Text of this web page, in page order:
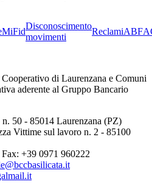
MiFid
Disconoscimento
movimenti
ReclamiABF
di Laurenzana e Comuni
aderente al Gruppo Bancario
50 - 85014 Laurenzana (PZ)
Vittime sul lavoro n. 2 - 85100
+39 0971 960222